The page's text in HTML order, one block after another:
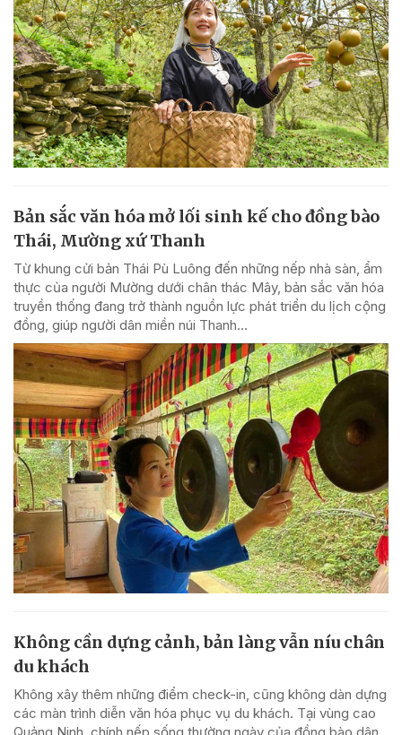
Bản sắc văn hóa mở lối sinh kế cho đồng bào
Thái, Mường xứ Thanh
Từ khung cửi bản Thái Pù Luông đến những nếp nhà sàn, ẩm
thực của người Mường dưới chân thác Mây, bản sắc văn hóa
truyền thống đang trở thành nguồn lực phát triển du lịch cộng
đồng, giúp người dân miền núi Thanh...
Không cần dựng cảnh, bản làng vẫn níu chân
du khách
Không xây thêm những điểm check-in, cũng không dàn dựng
các màn trình diễn văn hóa phục vụ du khách. Tại vùng cao